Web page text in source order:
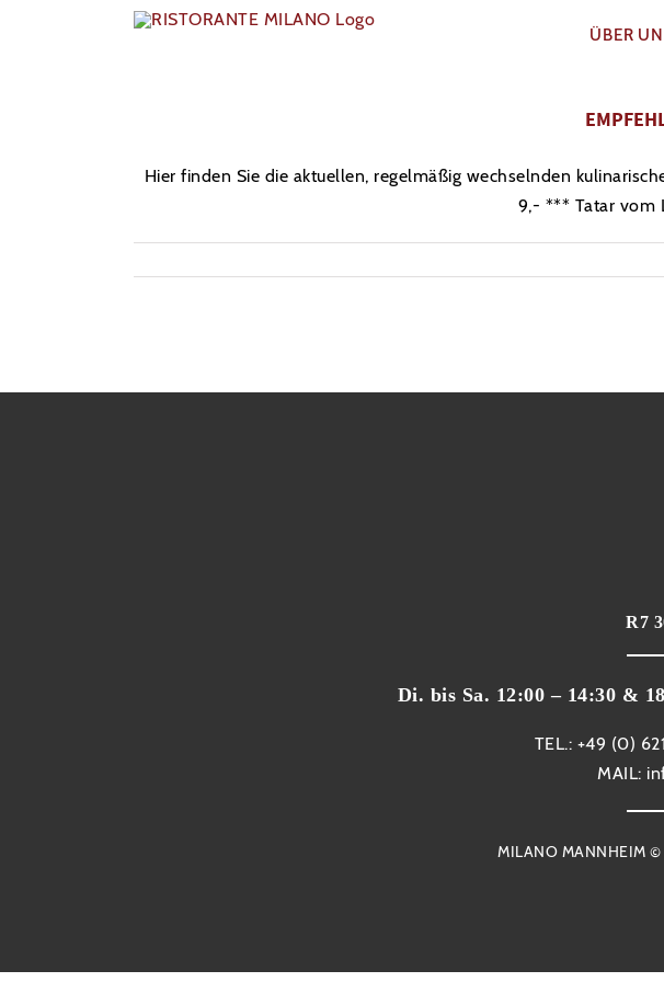
ÜBER
Hier finden Sie die aktuellen, regelmäßig wechselnden
9,- *** Tatar vom
R7
Di. bis Sa. 12:00 – 14:30 &
TEL.: +49 (0)
MAIL:
MILANO MANNHEIM